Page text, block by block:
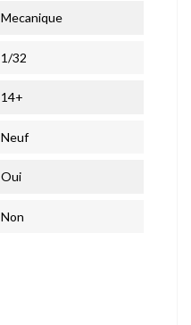
Mecanique
1/32
14+
Neuf
Oui
Non